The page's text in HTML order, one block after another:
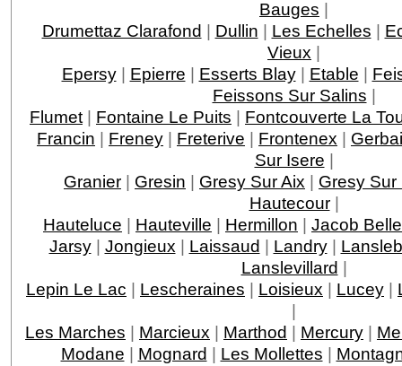
Bauges |
Drumettaz Clarafond | Dullin | Les Echelles |
Vieux |
Epersy| Epierre | Esserts Blay| Etable |
Feissons Sur Salins |
Flumet | Fontaine Le Puits | Fontcouverte La
Francin | Freney | Freterive | Frontenex |
Sur Isere |
Granier | Gresin | Gresy Sur Aix | Gresy Sur
Hautecour|
Hauteluce | Hauteville | Hermillon | Jacob
Jarsy| Jongieux | Laissaud | Landry|
Lanslevillard |
Lepin Le Lac | Lescheraines | Loisieux | Lucey |
|
Les Marches | Marcieux | Marthod | Mercury |
Modane | Mognard | Les Mollettes |